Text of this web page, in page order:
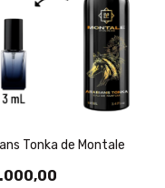
Tonka de Montale